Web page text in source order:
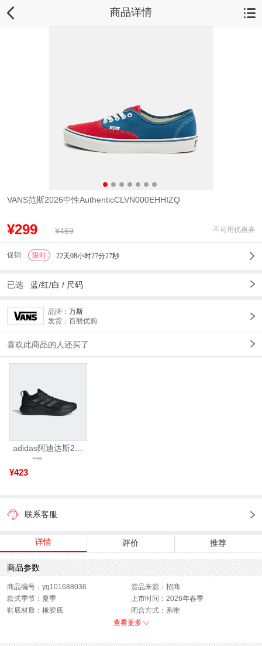
商品详情
VANS范斯2026中性AuthenticCLVN000EHHIZQ
¥299 ¥469 不可用优惠券
促销 限时 22天08小时27分26秒
已选 蓝/红/白 / 尺码
品牌： 万斯
发货：百丽优购
喜欢此商品的人还买了
adidas阿迪达斯2025中性edge gamedaySPW FTW-跑步GW2499
¥423
¥799
联系客服
详情 评价 推荐
商品参数
商品编号：yg101688036
货品来源：招商
款式季节：夏季
上市时间：2026年春季
鞋底材质：橡胶底
闭合方式：系带
查看更多